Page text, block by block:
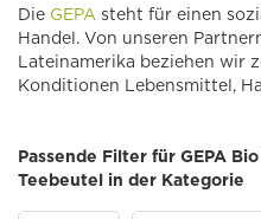
Die GEPA steht für einen
Handel. Von unseren
Lateinamerika beziehen wir
Konditionen Lebensmittel,
Passende Filter für GEPA
Teebeutel in der Kategorie